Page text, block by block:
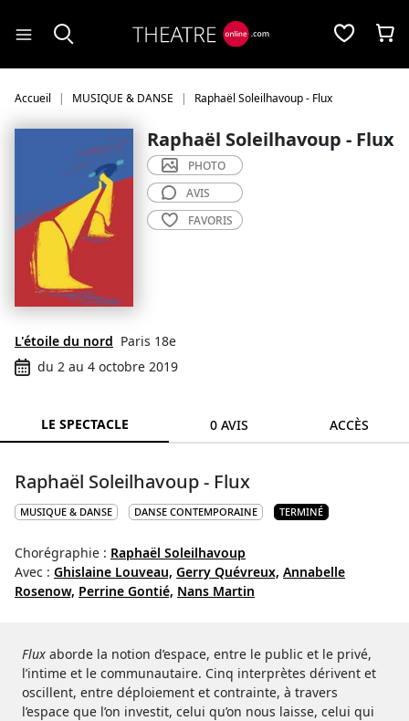
Accueil MUSIQUE & DANSE Raphaël Soleilhavoup - Flux
Raphaël Soleilhavoup - Flux
L'étoile du nord Paris 18e
du 2 au 4 octobre 2019
PHOTO
AVIS
FAVORIS
LE SPECTACLE 0 AVIS ACCÈS
Raphaël Soleilhavoup - Flux
MUSIQUE & DANSE DANSE CONTEMPORAINE TERMINÉ
Chorégraphie : Raphaël Soleilhavoup
Avec : Ghislaine Louveau, Gerry Quévreux, Annabelle
Rosenow, Perrine Gontié, Nans Martin
Flux aborde la notion d’espace, entre le public et le privé,
l’intime et le communautaire. Cinq interprètes dérivent et
oscillent, entre déploiement et contrainte, à travers
l’espace que l’on investit, celui qu’on nous laisse, celui qui